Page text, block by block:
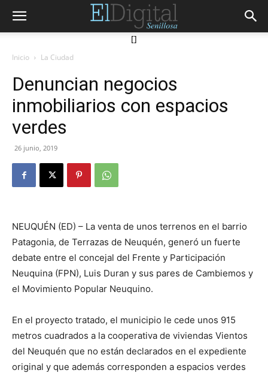
[]
Inicio La Ciudad
Denuncian negocios
inmobiliarios con espacios
verdes
26 junio, 2019
NEUQUÉN (ED) – La venta de unos terrenos en el barrio
Patagonia, de Terrazas de Neuquén, generó un fuerte
debate entre el concejal del Frente y Participación
Neuquina (FPN), Luis Duran y sus pares de Cambiemos y
el Movimiento Popular Neuquino.
En el proyecto tratado, el municipio le cede unos 915
metros cuadrados a la cooperativa de viviendas Vientos
del Neuquén que no están declarados en el expediente
original y que además corresponden a espacios verdes